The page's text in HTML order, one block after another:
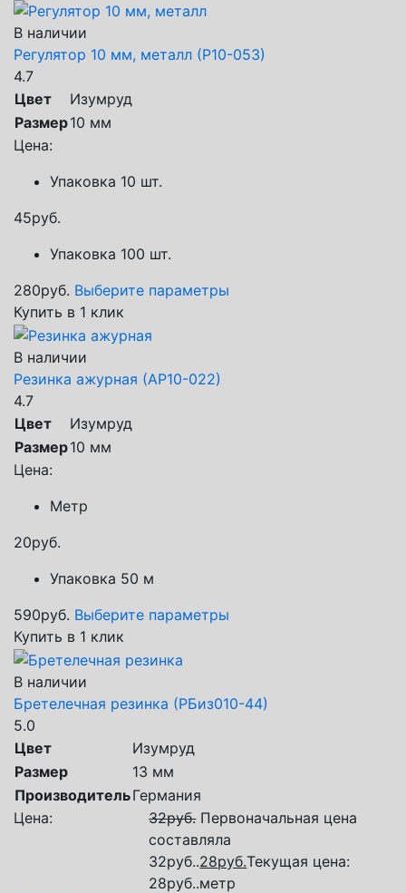
В наличии
Регулятор 10 мм, металл (Р10-053)
4.7
Цвет
Изумруд
Размер10 мм
Цена:
Упаковка 10 шт.
45руб.
Упаковка 100 шт.
280руб. Выберите параметры
Купить в 1 клик
В наличии
Резинка ажурная (АР10-022)
4.7
Цвет
Изумруд
Размер10 мм
Цена:
Метр
20руб.
Упаковка 50 м
590руб. Выберите параметры
Купить в 1 клик
В наличии
Бретелечная резинка (РБиз010-44)
5.0
Цвет
Изумруд
Размер
13 мм
ПроизводительГермания
Цена:
32руб. Первоначальная цена
составляла
32руб..28руб.Текущая цена:
28руб..метр